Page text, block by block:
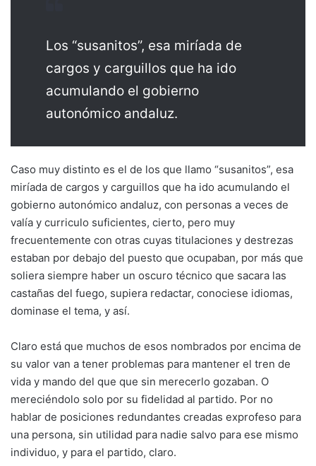
Los “susanitos”, esa miríada de
cargos y carguillos que ha ido
acumulando el gobierno
autonómico andaluz.
Caso muy distinto es el de los que llamo “susanitos”, esa
miríada de cargos y carguillos que ha ido acumulando el
gobierno autonómico andaluz, con personas a veces de
valía y curriculo suficientes, cierto, pero muy
frecuentemente con otras cuyas titulaciones y destrezas
estaban por debajo del puesto que ocupaban, por más que
soliera siempre haber un oscuro técnico que sacara las
castañas del fuego, supiera redactar, conociese idiomas,
dominase el tema, y así.
Claro está que muchos de esos nombrados por encima de
su valor van a tener problemas para mantener el tren de
vida y mando del que que sin merecerlo gozaban. O
mereciéndolo solo por su fidelidad al partido. Por no
hablar de posiciones redundantes creadas exprofeso para
una persona, sin utilidad para nadie salvo para ese mismo
individuo, y para el partido, claro.